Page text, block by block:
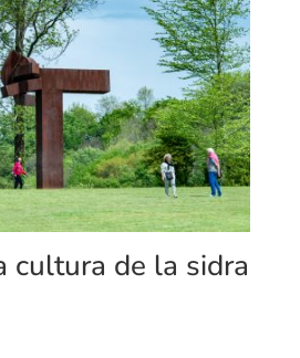
cultura de la sidra